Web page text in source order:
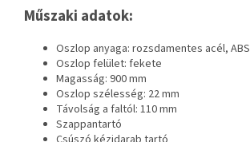
Műszaki adatok:
Oszlop anyaga: rozsdamentes acél, ABS
Oszlop felület: fekete
Magasság: 900 mm
Oszlop szélesség: 22 mm
Távolság a faltól: 110 mm
Szappantartó